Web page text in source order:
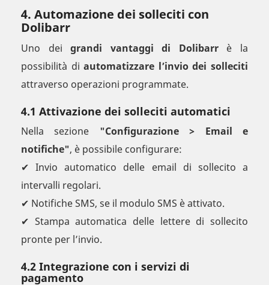
4. Automazione dei solleciti con
Dolibarr
Uno deigrandi vantaggi di Dolibarrè la
possibilità diautomatizzare l’invio dei solleciti
attraverso operazioni programmate.
4.1 Attivazione dei solleciti automatici
Nella sezione "Configurazione > Email e
notifiche", è possibile configurare:
✔ Invio automatico delle email di sollecito a
intervalli regolari.
✔ Notifiche SMS, se il modulo SMS è attivato.
✔ Stampa automatica delle lettere di sollecito
pronte per l’invio.
4.2 Integrazione con i servizi di
pagamento